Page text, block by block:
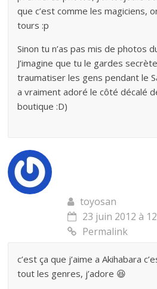
que c’est comme les magiciens,
tours :p
Sinon tu n’as pas mis de photos
J’imagine que tu le gardes
traumatiser les gens pendant le
a vraiment adoré le côté décalé
boutique :D)
toyosan
23 juin 2012 à
Permalink
c’est ça que j’aime a Akihabara
tout les genres, j’adore 😆